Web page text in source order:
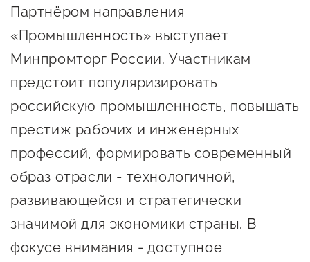
Поддержка экспортеров
давления
Центры поддержки
Центр информационно-
консультационного
Партнёром направления
«Промышленность» выступает
Минпромторг России. Участникам
предстоит популяризировать
российскую промышленность, повышать
престиж рабочих и инженерных
профессий, формировать современный
образ отрасли - технологичной,
развивающейся и стратегически
значимой для экономики страны. В
фокусе внимания - доступное